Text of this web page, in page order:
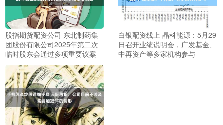
股指期货配资公司 东北制药集
团股份有限公司2025年第二次
临时股东会通过多项重要议案
白银配资线上 晶科能源：5月29
日召开业绩说明会，广发基金、
中再资产等多家机构参与